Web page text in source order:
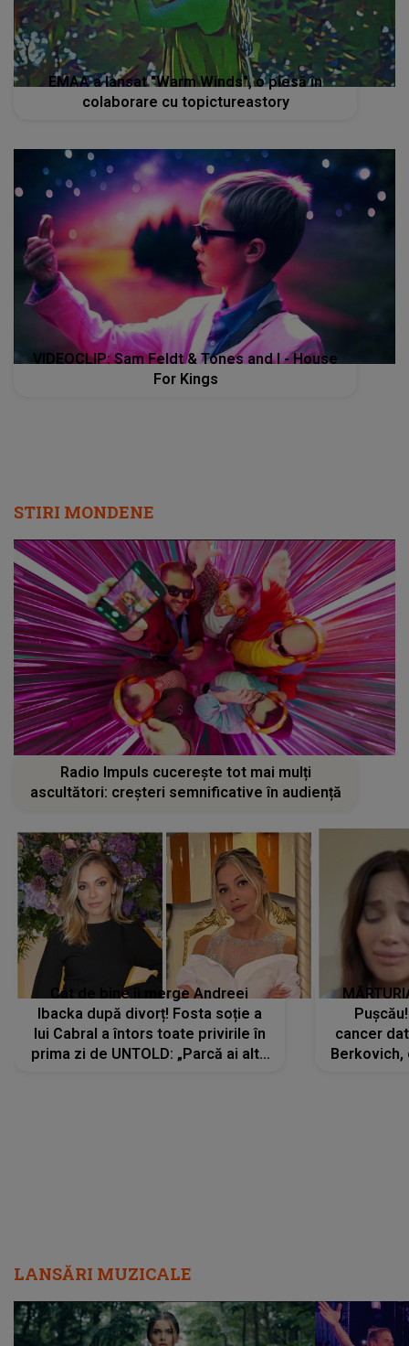
EMAA a lansat "Warm Winds", o piesă în
colaborare cu topictureastory
VIDEOCLIP: Sam Feldt & Tones and I - House
For Kings
STIRI MONDENE
Radio Impuls cucerește tot mai mulți
ascultători: creșteri semnificative în audiență
Cât de bine îi merge Andreei
Ibacka după divorț! Fosta soție a
lui Cabral a întors toate privirile în
prima zi de UNTOLD: „Parcă ai altă
cancer
Berkovich,
LANSĂRI MUZICALE